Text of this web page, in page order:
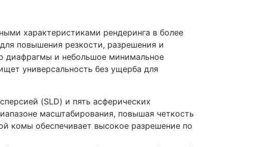
характеристиками рендеринга в более
повышения резкости, разрешения и
диафрагмы и небольшое минимальное
универсальность без ущерба для
(SLD) и пять асферических
масштабирования, повышая четкость
комы обеспечивает высокое разрешение по